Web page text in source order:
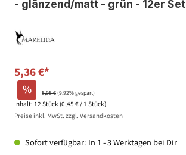
- glänzend/matt - grün - 12er Set
5,36 €*
% 5,95 €(9.92% gespart)
Inhalt: 12 Stück (0,45 € / 1 Stück)
Preise inkl. MwSt. zzgl. Versandkosten
Sofort verfügbar: In 1 - 3 Werktagen bei Dir